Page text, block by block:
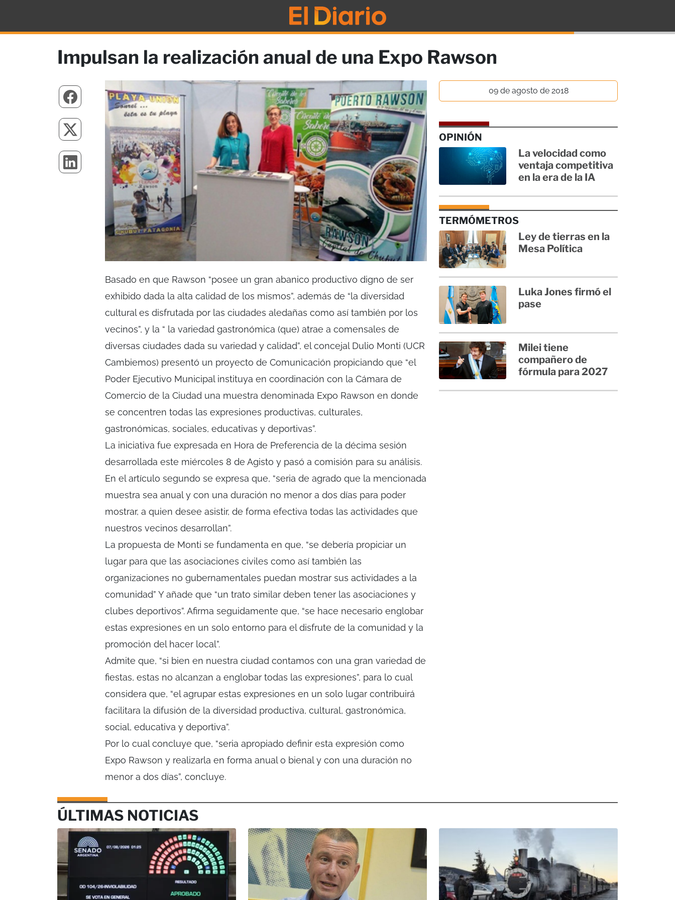
Impulsan la realización anual de una Expo Rawson
Basado en que Rawson “posee un gran abanico productivo digno de ser
exhibido dada la alta calidad de los mismos”, además de “la diversidad
cultural es disfrutada por las ciudades aledañas como así también por los
vecinos”, y la “ la variedad gastronómica (que) atrae a comensales de
diversas ciudades dada su variedad y calidad”, el concejal Dulio Monti (UCR
Cambiemos) presentó un proyecto de Comunicación propiciando que “el
Poder Ejecutivo Municipal instituya en coordinación con la Cámara de
Comercio de la Ciudad una muestra denominada Expo Rawson en donde
se concentren todas las expresiones productivas, culturales,
gastronómicas, sociales, educativas y deportivas”.
La iniciativa fue expresada en Hora de Preferencia de la décima sesión
desarrollada este miércoles 8 de Agisto y pasó a comisión para su análisis.
En el artículo segundo se expresa que, “seria de agrado que la mencionada
muestra sea anual y con una duración no menor a dos días para poder
mostrar, a quien desee asistir, de forma efectiva todas las actividades que
nuestros vecinos desarrollan”.
La propuesta de Monti se fundamenta en que, “se debería propiciar un
lugar para que las asociaciones civiles como así también las
organizaciones no gubernamentales puedan mostrar sus actividades a la
comunidad” Y añade que “un trato similar deben tener las asociaciones y
clubes deportivos”. Afirma seguidamente que, “se hace necesario englobar
estas expresiones en un solo entorno para el disfrute de la comunidad y la
promoción del hacer local”.
Admite que, “si bien en nuestra ciudad contamos con una gran variedad de
fiestas, estas no alcanzan a englobar todas las expresiones”, para lo cual
considera que, “el agrupar estas expresiones en un solo lugar contribuirá
facilitara la difusión de la diversidad productiva, cultural, gastronómica,
social, educativa y deportiva”.
Por lo cual concluye que, “seria apropiado definir esta expresión como
Expo Rawson y realizarla en forma anual o bienal y con una duración no
menor a dos días”, concluye.
09 de agosto de 2018
OPINIÓN
La velocidad como
ventaja competitiva
en la era de la IA
TERMÓMETROS
Ley de tierras en la
Mesa Política
Luka Jones firmó el
pase
Milei tiene
compañero de
fórmula para 2027
ÚLTIMAS NOTICIAS